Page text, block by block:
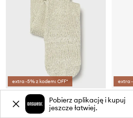
extra -5% z kodem: OFF*
Cena aktualna:
22,99 zł
extra
Cena
Pobierz aplikację i kupuj
jeszcze łatwiej.